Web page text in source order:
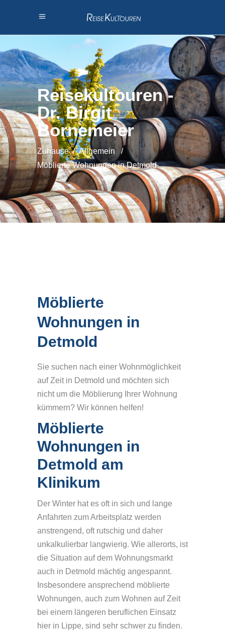
Reisekultouren -
Dr. Birgit
Bornemeier
Zuhause/Allgemein
/
Möblierte Wohnungen in Detmold
Möblierte
Wohnungen in
Detmold
Sie suchen nach einer Wohnmöglichkeit
auf Zeit in Detmold und möchten sich
nicht um die Möblierung Ihrer Wohnung
kümmern? Wir können helfen!
Möblierte
Wohnungen in
Detmold am
Klinikum
Der Winter hat es oft in sich und lange
Anfahrten zum Arbeitsplatz werden
anstrengend, oft rutschig und daher
unkalkulierbar langwierig. Wie allerorts, ist
die Situation auf dem Wohnungsmarkt
auch in Detmold mächtig angespannt.
Insbesondere ansprechend möblierte
Wohnungen, auch zum Wohnen auf Zeit
bei einem längeren beruflichen Einsatz
hier in Lippe, sind sehr schwer zu finden.